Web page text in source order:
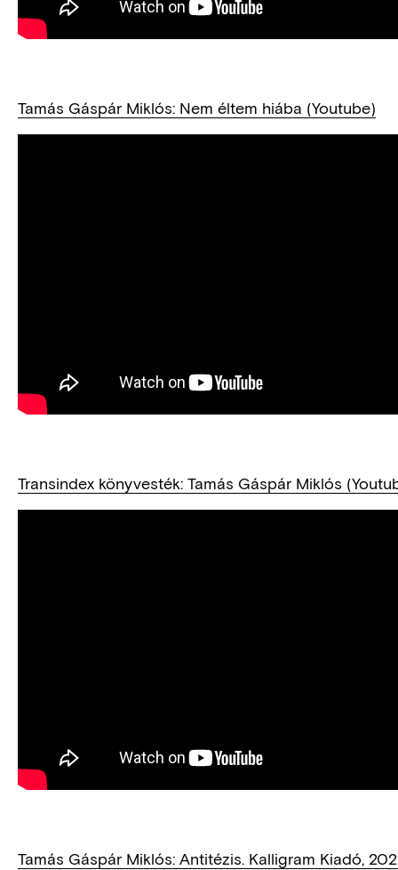
Tamás Gáspár Miklós: Nem éltem hiába (Youtube)
Transindex könyvesték: Tamás Gáspár Miklós
Tamás Gáspár Miklós: Antitézis. Kalligram Kiadó,